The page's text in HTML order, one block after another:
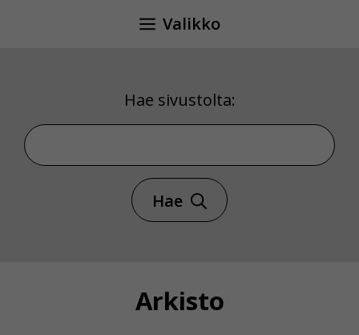
Valikko
Hae sivustolta:
Hae sivustolta
Hae
Arkisto